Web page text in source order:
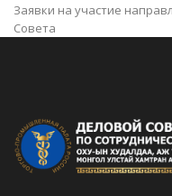
Заявки на участие
Совета